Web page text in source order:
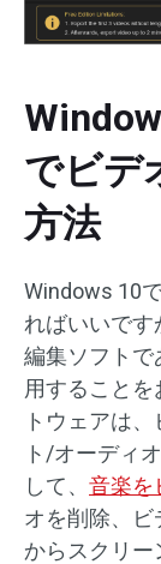
でビデ
方法
Windows 10
ればいいで
編集ソフトで
用すること
トウェアは、
ト/オーディ
して、 音楽を
オを削除、
からスクリ